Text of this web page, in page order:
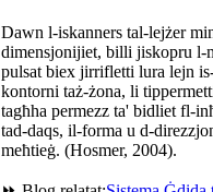
Dawn l-iskanners tal-lejżer
dimensjonijiet, billi jiskopru
pulsat biex jirrifletti lura lejn
kontorni taż-żona, li
tagħha permezz ta' bidliet fl-
tad-daqs, il-forma u d-
meħtieġ. (Hosmer, 2004).